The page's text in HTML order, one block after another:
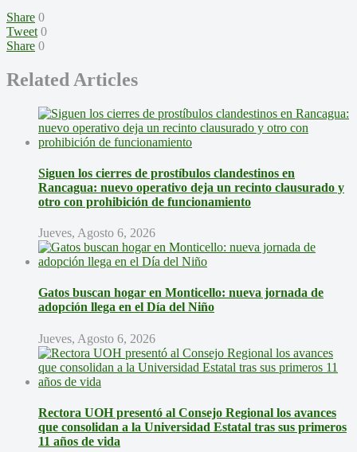
Share 0
Tweet 0
Share 0
Related Articles
Siguen los cierres de prostíbulos clandestinos en
Rancagua: nuevo operativo deja un recinto clausurado y
otro con prohibición de funcionamiento
Jueves, Agosto 6, 2026
Gatos buscan hogar en Monticello: nueva jornada de
adopción llega en el Día del Niño
Jueves, Agosto 6, 2026
Rectora UOH presentó al Consejo Regional los avances
que consolidan a la Universidad Estatal tras sus primeros
11 años de vida